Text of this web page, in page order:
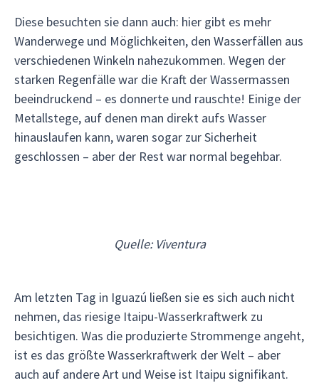
Diese besuchten sie dann auch: hier gibt es mehr
Wanderwege und Möglichkeiten, den Wasserfällen aus
verschiedenen Winkeln nahezukommen. Wegen der
starken Regenfälle war die Kraft der Wassermassen
beeindruckend – es donnerte und rauschte! Einige der
Metallstege, auf denen man direkt aufs Wasser
hinauslaufen kann, waren sogar zur Sicherheit
geschlossen – aber der Rest war normal begehbar.
Quelle: Viventura
Am letzten Tag in Iguazú ließen sie es sich auch nicht
nehmen, das riesige Itaipu-Wasserkraftwerk zu
besichtigen. Was die produzierte Strommenge angeht,
ist es das größte Wasserkraftwerk der Welt – aber
auch auf andere Art und Weise ist Itaipu signifikant.